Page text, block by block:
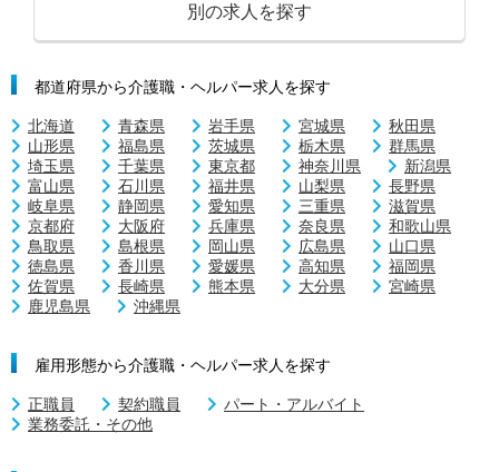
別の求人を探す
都道府県から介護職・ヘルパー求人を探す
北海道 青森県 岩手県 宮城県
秋田県
山形県
福島県 茨城県 栃木県
群馬県
埼玉県
千葉県 東京都 神奈川県
新潟県
富山県
石川県 福井県 山梨県
長野県
岐阜県
静岡県 愛知県 三重県
滋賀県
京都府
大阪府 兵庫県 奈良県
和歌山県
鳥取県
島根県 岡山県 広島県
山口県
徳島県
香川県 愛媛県 高知県
福岡県
佐賀県
長崎県 熊本県 大分県
宮崎県
鹿児島県
沖縄県
雇用形態から介護職・ヘルパー求人を探す
正職員 契約職員
パート・アルバイト
業務委託・その他